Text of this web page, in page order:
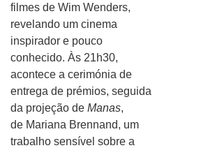
filmes de Wim Wenders,
revelando um cinema
inspirador e pouco
conhecido. Às 21h30,
acontece a cerimónia de
entrega de prémios, seguida
da projeção de Manas,
de Mariana Brennand, um
trabalho sensível sobre a